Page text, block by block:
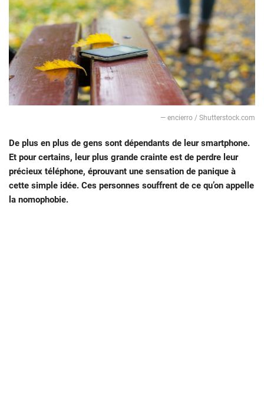
— encierro / Shutterstock.com
De plus en plus de gens sont dépendants de leur smartphone.
Et pour certains, leur plus grande crainte est de perdre leur
précieux téléphone, éprouvant une sensation de panique à
cette simple idée. Ces personnes souffrent de ce qu’on appelle
la nomophobie.